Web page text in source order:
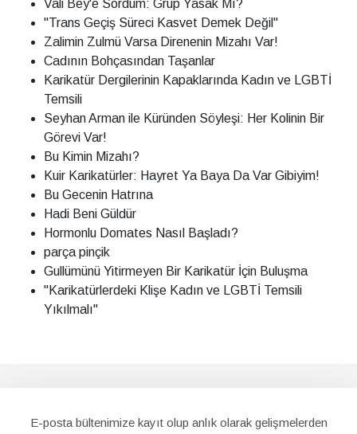
Vali Bey'e Sordum: Grup Yasak Mı?
"Trans Geçiş Süreci Kasvet Demek Değil"
Zalimin Zulmü Varsa Direnenin Mizahı Var!
Cadının Bohçasından Taşanlar
Karikatür Dergilerinin Kapaklarında Kadın ve LGBTİ
Temsili
Seyhan Arman ile Küründen Söyleşi: Her Kolinin Bir
Görevi Var!
Bu Kimin Mizahı?
Kuir Karikatürler: Hayret Ya Baya Da Var Gibiyim!
Bu Gecenin Hatrına
Hadi Beni Güldür
Hormonlu Domates Nasıl Başladı?
parça pinçik
Gullümünü Yitirmeyen Bir Karikatür İçin Buluşma
"Karikatürlerdeki Klişe Kadın ve LGBTİ Temsili
Yıkılmalı"
E-posta bültenimize kayıt olup anlık olarak gelişmelerden